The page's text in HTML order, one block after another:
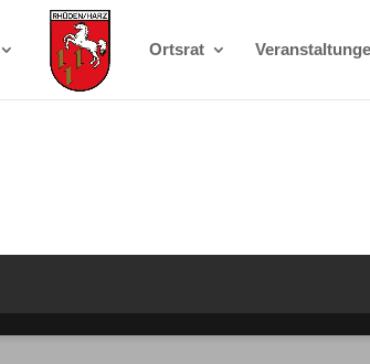
Ortsrat